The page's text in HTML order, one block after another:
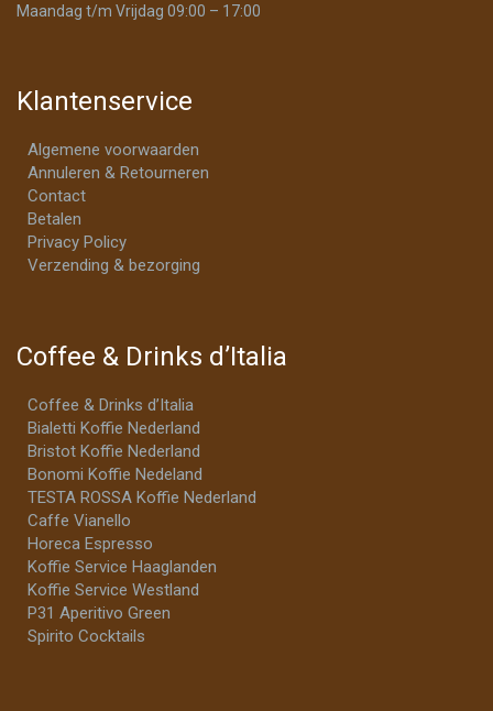
Maandag t/m Vrijdag 09:00 – 17:00
Klantenservice
Algemene voorwaarden
Annuleren & Retourneren
Contact
Betalen
Privacy Policy
Verzending & bezorging
Coffee & Drinks d’Italia
Coffee & Drinks d’Italia
Bialetti Koffie Nederland
Bristot Koffie Nederland
Bonomi Koffie Nedeland
TESTA ROSSA Koffie Nederland
Caffe Vianello
Horeca Espresso
Koffie Service Haaglanden
Koffie Service Westland
P31 Aperitivo Green
Spirito Cocktails